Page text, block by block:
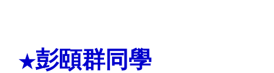
★彭頤群同學